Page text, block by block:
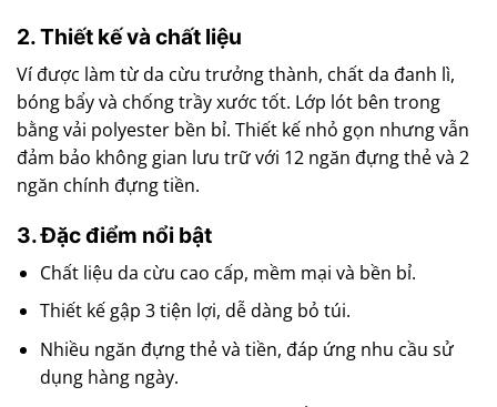
2. Thiết kế và chất liệu
Ví được làm từ da cừu trưởng thành, chất da đanh lì,
bóng bẩy và chống trầy xước tốt. Lớp lót bên trong
bằng vải polyester bền bỉ. Thiết kế nhỏ gọn nhưng vẫn
đảm bảo không gian lưu trữ với 12 ngăn đựng thẻ và 2
ngăn chính đựng tiền.
3. Đặc điểm nổi bật
Chất liệu da cừu cao cấp, mềm mại và bền bỉ.
Thiết kế gập 3 tiện lợi, dễ dàng bỏ túi.
Nhiều ngăn đựng thẻ và tiền, đáp ứng nhu cầu sử
dụng hàng ngày.